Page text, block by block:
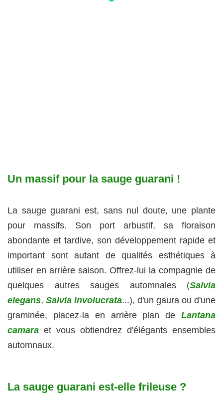
Un massif pour la sauge guarani !
La sauge guarani est, sans nul doute, une plante
pour massifs. Son port arbustif, sa floraison
abondante et tardive, son développement rapide et
important sont autant de qualités esthétiques à
utiliser en arrière saison. Offrez-lui la compagnie de
quelques autres sauges automnales (Salvia
elegans, Salvia involucrata...), d'un gaura ou d'une
graminée, placez-la en arrière plan de Lantana
camara et vous obtiendrez d'élégants ensembles
automnaux.
La sauge guarani est-elle frileuse ?